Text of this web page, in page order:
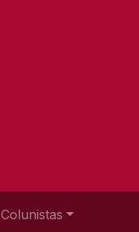
Colunistas